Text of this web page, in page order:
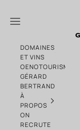
Menu
DOMAINES
ET VINS
OENOTOURISME
GÉRARD
BERTRAND
À
PROPOS
ON
RECRUTE